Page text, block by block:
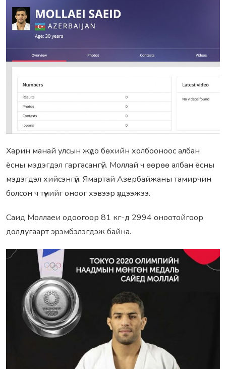
Харин манай улсын жүдо бөхийн холбооноос албан
ёсны мэдэгдэл гаргасангүй. Моллай ч өөрөө албан ёсны
мэдэгдэл хийсэнгүй. Ямартай Азербайжаны тамирчин
болсон ч түүнийг оноог хэвээр үлдээжээ.
Саид Моллаеи одоогоор 81 кг-д 2994 оноотойгоор
долдугаарт эpэмбэлэгдэж байна.